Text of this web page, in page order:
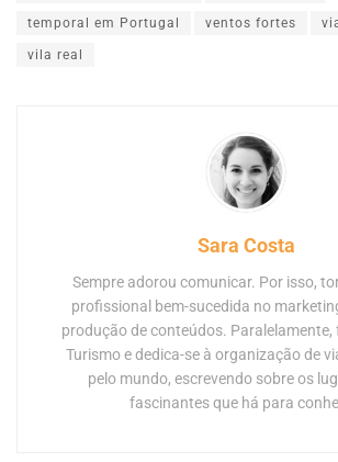
temporal em Portugal ventos fortes
vila real
Sara Costa
Sempre adorou comunicar. Por isso,
profissional bem-sucedida no
produção de conteúdos. Paralelamente,
Turismo e dedica-se à organização de
pelo mundo, escrevendo sobre os
fascinantes que há para